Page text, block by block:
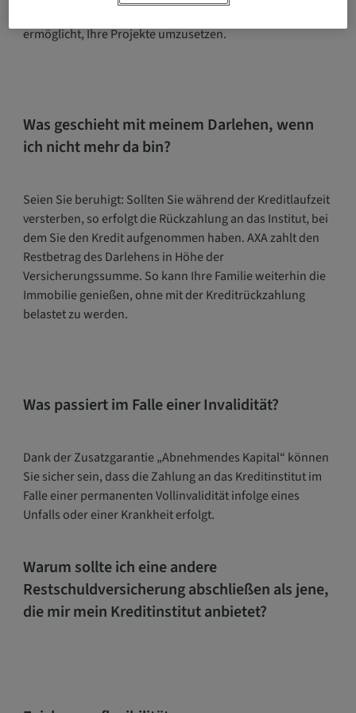
ermöglicht, Ihre Projekte umzusetzen.
Was geschieht mit meinem Darlehen, wenn
ich nicht mehr da bin?
Seien Sie beruhigt: Sollten Sie während der Kreditlaufzeit
versterben, so erfolgt die Rückzahlung an das Institut, bei
dem Sie den Kredit aufgenommen haben. AXA zahlt den
Restbetrag des Darlehens in Höhe der
Versicherungssumme. So kann Ihre Familie weiterhin die
Immobilie genießen, ohne mit der Kreditrückzahlung
belastet zu werden.
Was passiert im Falle einer Invalidität?
Dank der Zusatzgarantie „Abnehmendes Kapital“ können
Sie sicher sein, dass die Zahlung an das Kreditinstitut im
Falle einer permanenten Vollinvalidität infolge eines
Unfalls oder einer Krankheit erfolgt.
Warum sollte ich eine andere
Restschuldversicherung abschließen als jene,
die mir mein Kreditinstitut anbietet?